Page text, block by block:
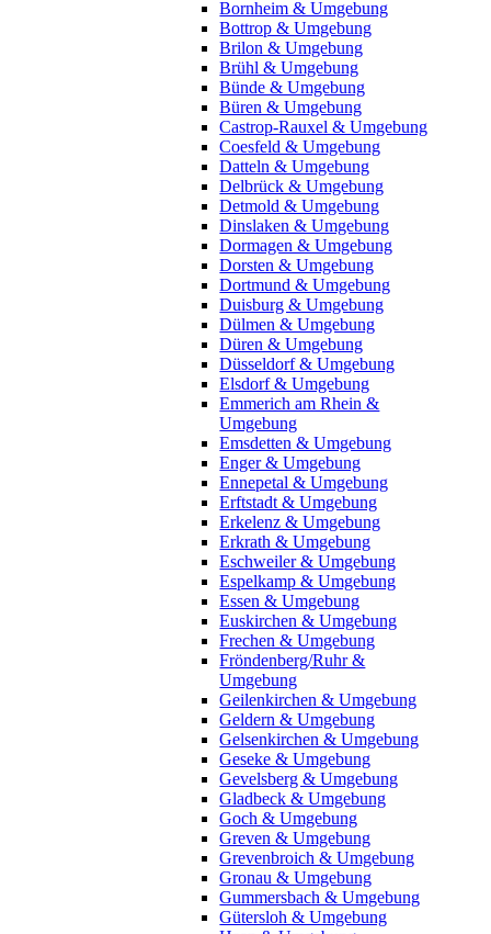
Bornheim & Umgebung
Bottrop & Umgebung
Brilon & Umgebung
Brühl & Umgebung
Bünde & Umgebung
Büren & Umgebung
Castrop-Rauxel & Umgebung
Coesfeld & Umgebung
Datteln & Umgebung
Delbrück & Umgebung
Detmold & Umgebung
Dinslaken & Umgebung
Dormagen & Umgebung
Dorsten & Umgebung
Dortmund & Umgebung
Duisburg & Umgebung
Dülmen & Umgebung
Düren & Umgebung
Düsseldorf & Umgebung
Elsdorf & Umgebung
Emmerich am Rhein &
Umgebung
Emsdetten & Umgebung
Enger & Umgebung
Ennepetal & Umgebung
Erftstadt & Umgebung
Erkelenz & Umgebung
Erkrath & Umgebung
Eschweiler & Umgebung
Espelkamp & Umgebung
Essen & Umgebung
Euskirchen & Umgebung
Frechen & Umgebung
Fröndenberg/Ruhr &
Umgebung
Geilenkirchen & Umgebung
Geldern & Umgebung
Gelsenkirchen & Umgebung
Geseke & Umgebung
Gevelsberg & Umgebung
Gladbeck & Umgebung
Goch & Umgebung
Greven & Umgebung
Grevenbroich & Umgebung
Gronau & Umgebung
Gummersbach & Umgebung
Gütersloh & Umgebung